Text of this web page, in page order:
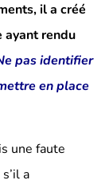
il a créé
ayant rendu
pas identifier
en place
une faute
a